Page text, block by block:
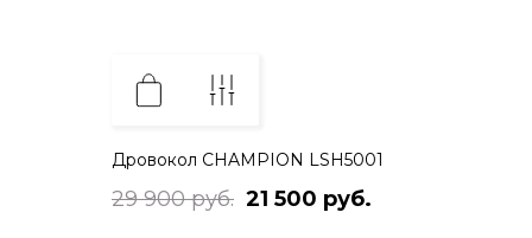
Дровокол CHAMPION LSH5001
29 900 руб. 21 500 руб.